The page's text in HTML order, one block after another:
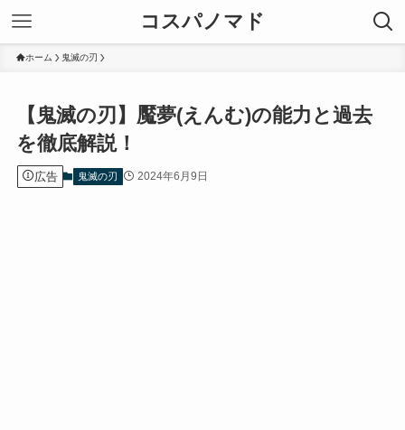
コスパノマド
ホーム 鬼滅の刃
【鬼滅の刃】魘夢(えんむ)の能力と過去
を徹底解説！
広告 鬼滅の刃 2024年6月9日